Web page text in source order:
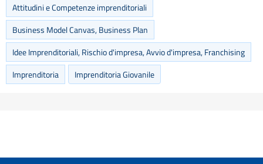
Attitudini e Competenze imprenditoriali
Business Model Canvas, Business Plan
Idee Imprenditoriali, Rischio d'impresa, Avvio d'impresa, Franchising
Imprenditoria
Imprenditoria Giovanile